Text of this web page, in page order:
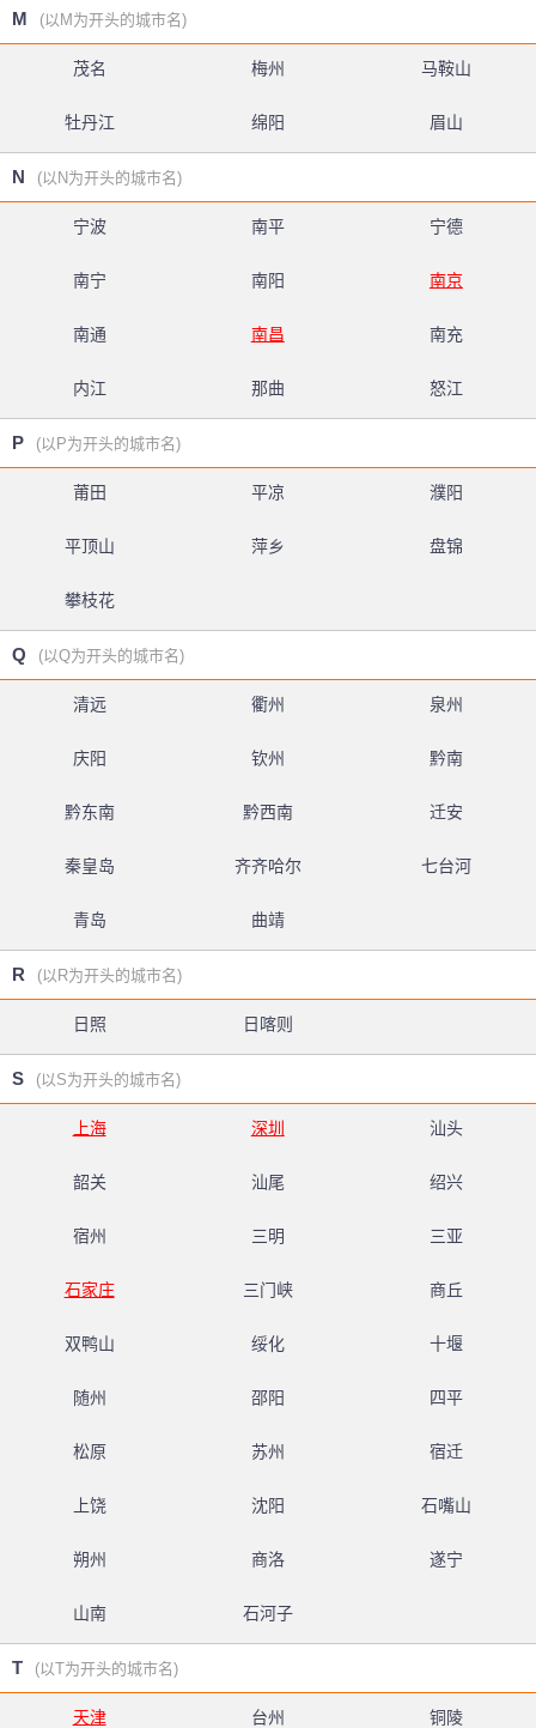
M (以M为开头的城市名)
茂名 梅州 马鞍山
牡丹江 绵阳 眉山
N (以N为开头的城市名)
宁波 南平 宁德
南宁 南阳 南京
南通 南昌 南充
内江 那曲 怒江
P (以P为开头的城市名)
莆田 平凉 濮阳
平顶山 萍乡 盘锦
攀枝花
Q (以Q为开头的城市名)
清远 衢州 泉州
庆阳 钦州 黔南
黔东南 黔西南 迁安
秦皇岛 齐齐哈尔 七台河
青岛 曲靖
R (以R为开头的城市名)
日照 日喀则
S (以S为开头的城市名)
上海 深圳 汕头
韶关 汕尾 绍兴
宿州 三明 三亚
石家庄 三门峡 商丘
双鸭山 绥化 十堰
随州 邵阳 四平
松原 苏州 宿迁
上饶 沈阳 石嘴山
朔州 商洛 遂宁
山南 石河子
T (以T为开头的城市名)
天津 台州 铜陵